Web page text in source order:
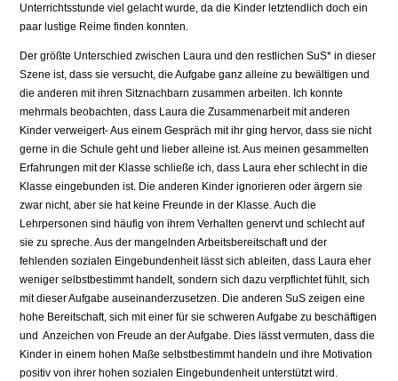
Unterrichtsstunde viel gelacht wurde, da die Kinder letztendlich doch ein
paar lustige Reime finden konnten.
Der größte Unterschied zwischen Laura und den restlichen SuS* in dieser
Szene ist, dass sie versucht, die Aufgabe ganz alleine zu bewältigen und
die anderen mit ihren Sitznachbarn zusammen arbeiten. Ich konnte
mehrmals beobachten, dass Laura die Zusammenarbeit mit anderen
Kinder verweigert- Aus einem Gespräch mit ihr ging hervor, dass sie nicht
gerne in die Schule geht und lieber alleine ist. Aus meinen gesammelten
Erfahrungen mit der Klasse schließe ich, dass Laura eher schlecht in die
Klasse eingebunden ist. Die anderen Kinder ignorieren oder ärgern sie
zwar nicht, aber sie hat keine Freunde in der Klasse. Auch die
Lehrpersonen sind häufig von ihrem Verhalten genervt und schlecht auf
sie zu spreche. Aus der mangelnden Arbeitsbereitschaft und der
fehlenden sozialen Eingebundenheit lässt sich ableiten, dass Laura eher
weniger selbstbestimmt handelt, sondern sich dazu verpflichtet fühlt, sich
mit dieser Aufgabe auseinanderzusetzen. Die anderen SuS zeigen eine
hohe Bereitschaft, sich mit einer für sie schweren Aufgabe zu beschäftigen
und Anzeichen von Freude an der Aufgabe. Dies lässt vermuten, dass die
Kinder in einem hohen Maße selbstbestimmt handeln und ihre Motivation
positiv von ihrer hohen sozialen Eingebundenheit unterstützt wird.